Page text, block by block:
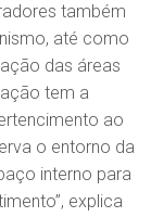
também
até como
das áreas
tem a
ao
o entorno da
interno para
explica